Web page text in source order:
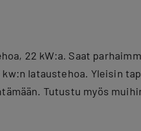
22 kW:a. Saat
lataustehoa. Yleisin
Tutustu myös